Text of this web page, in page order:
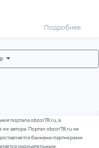
Подробнее
портала obzor78.ru, а
ее автора. Портал obzor78.ru не
банками-партнерами.
окончательным.